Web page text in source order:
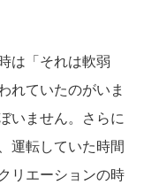
は「それは軟弱
れていたのがいま
いません。さらに
運転していた時間
リエーションの時